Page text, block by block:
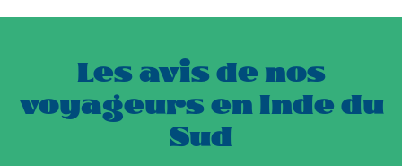
Les avis de nos
voyageurs en Inde du
Sud